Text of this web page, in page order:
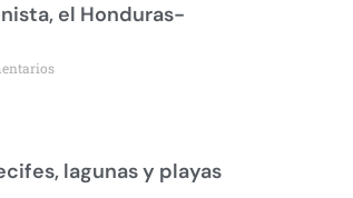
el Honduras-
lagunas y playas